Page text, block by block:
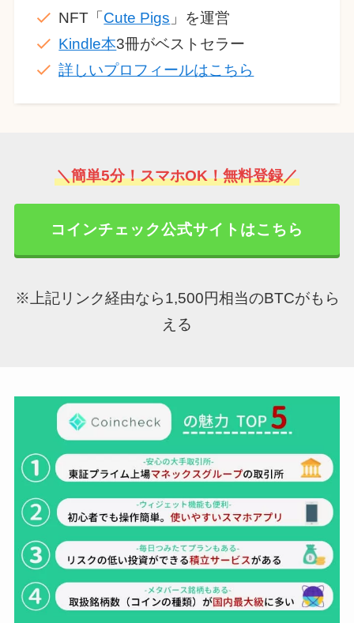
NFT「 Cute Pigs 」を運営
Kindle本3冊がベストセラー
詳しいプロフィールはこちら
＼簡単5分！スマホOK！無料登録／
コインチェック公式サイトはこちら
※上記リンク経由なら1,500円相当のBTCがもら
える